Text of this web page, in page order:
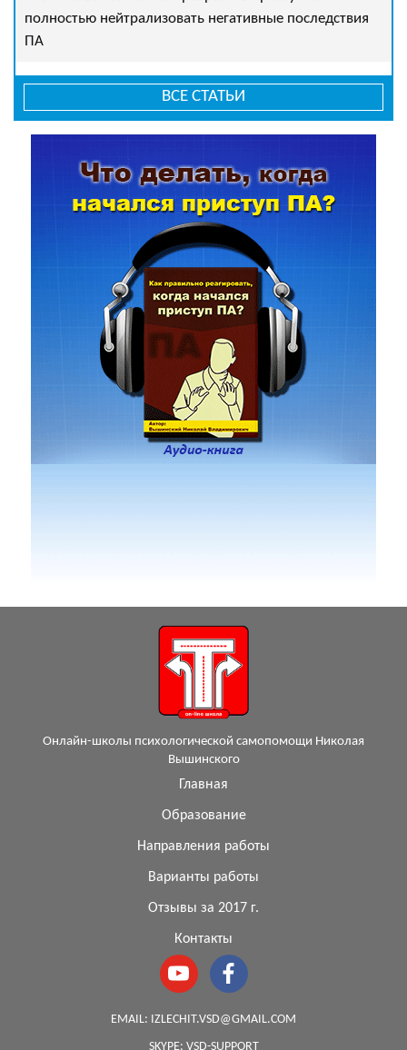
полностью нейтрализовать негативные последствия
ПА
ВСЕ СТАТЬИ
Онлайн-школы психологической самопомощи Николая
Вышинского
Главная
Образование
Направления работы
Варианты работы
Отзывы за 2017 г.
Контакты
EMAIL: IZLECHIT.VSD@GMAIL.COM
SKYPE: VSD-SUPPORT